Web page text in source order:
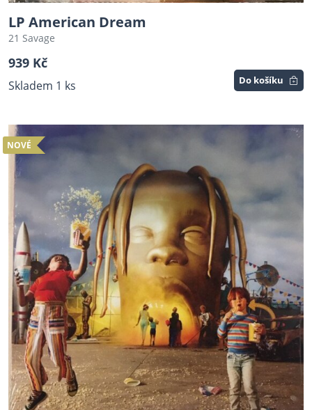
LP American Dream
21 Savage
939 Kč
Skladem 1 ks Do košíku
NOVÉ